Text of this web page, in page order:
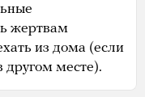
жертвам
из дома (если
другом месте).